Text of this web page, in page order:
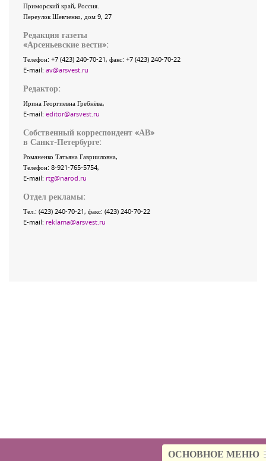
ОСНОВНОЕ МЕНЮ
Приморский край, Россия
Переулок Шевченко, дом 9, 27
Редакция газеты
«Арсеньевские вести»:
Телефон: +7 (423) 240-70-21, факс: +7 (423) 240-70-22
E-mail: av@arsvest.ru
Редактор:
Ирина Георгиевна Гребнёва,
E-mail: editor@arsvest.ru
Собственный корреспондент «АВ»
в Санкт-Петербурге:
Романенко Татьяна Гаврииловна,
Телефон: 8-921-765-5754,
E-mail: rtg@narod.ru
Отдел рекламы:
Тел.: (423) 240-70-21, факс: (423) 240-70-22
E-mail: reklama@arsvest.ru